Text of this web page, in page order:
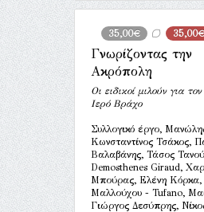
35,00€ 35,00€
Γνωρίζοντας την
Ακρόπολη
Οι ειδικοί μιλούν για τον
Ιερό Βράχο
Συλλογικό έργο,
Κωνσταντίνος Τσάκος,
Βαλαβάνης, Τάσος
Demosthenes Giraud,
Μπούρας, Ελένη
Μαλλούχου - Tufano,
Γιώργος Δεσύπρης,